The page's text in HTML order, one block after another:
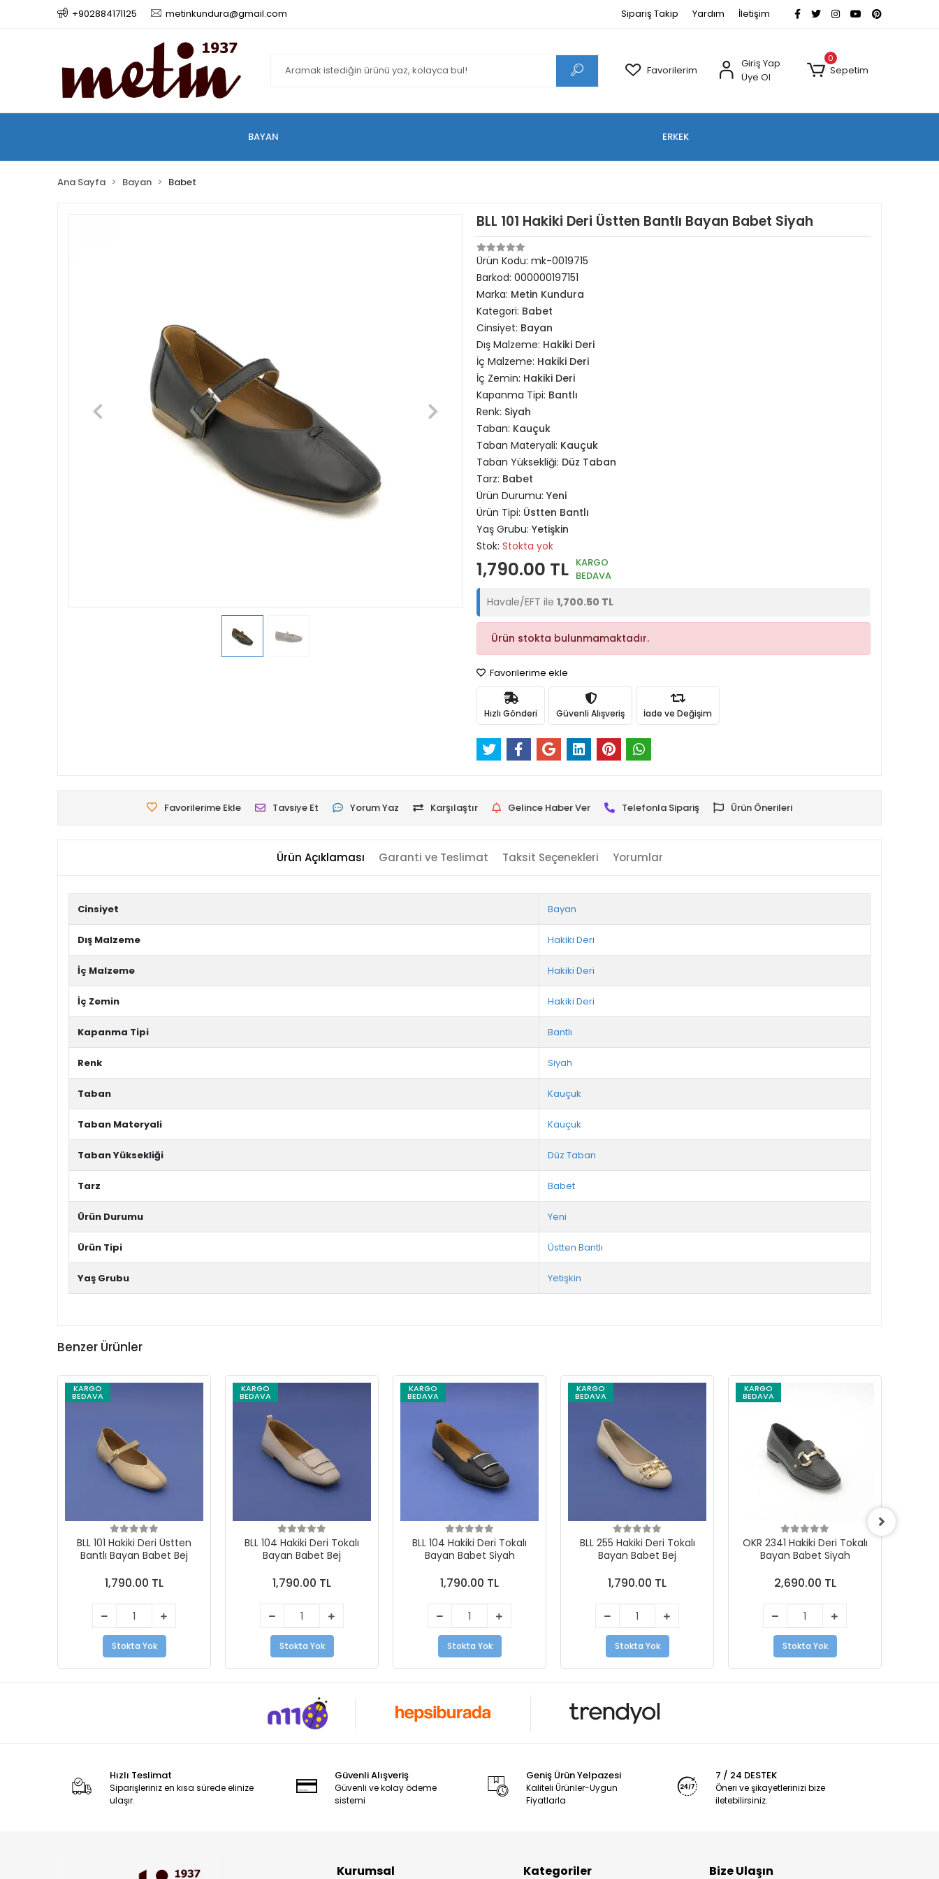
+902884171125 metinkundura@gmail.com Sipariş Takip Yardım İletişim
Favorilerim
Giriş Yap
Üye Ol
0
Sepetim
BAYAN ERKEK
Ana Sayfa Bayan Babet
BLL 101 Hakiki Deri Üstten Bantlı Bayan Babet Siyah
Ürün Kodu: mk-0019715
Barkod: 000000197151
Marka: Metin Kundura
Kategori: Babet
Cinsiyet: Bayan
Dış Malzeme: Hakiki Deri
İç Malzeme: Hakiki Deri
İç Zemin: Hakiki Deri
Kapanma Tipi: Bantlı
Renk: Siyah
Taban: Kauçuk
Taban Materyali: Kauçuk
Taban Yüksekliği: Düz Taban
Tarz: Babet
Ürün Durumu: Yeni
Ürün Tipi: Üstten Bantlı
Yaş Grubu: Yetişkin
Stok: Stokta yok
1,790.00 TL KARGO
BEDAVA
Havale/EFT ile 1,700.50 TL
Ürün stokta bulunmamaktadır.
Favorilerime ekle
Hızlı Gönderi Güvenli Alışveriş İade ve Değişim
Favorilerime Ekle Tavsiye Et Yorum Yaz Karşılaştır Gelince Haber Ver Telefonla Sipariş Ürün Önerileri
Ürün Açıklaması Garanti ve Teslimat Taksit Seçenekleri Yorumlar
Cinsiyet Bayan
Dış Malzeme Hakiki Deri
İç Malzeme Hakiki Deri
İç Zemin Hakiki Deri
Kapanma Tipi Bantlı
Renk Siyah
Taban Kauçuk
Taban Materyali Kauçuk
Taban Yüksekliği Düz Taban
Tarz Babet
Ürün Durumu Yeni
Ürün Tipi Üstten Bantlı
Yaş Grubu Yetişkin
Benzer Ürünler
KARGO
BEDAVA
BLL 101 Hakiki Deri Üstten
Bantlı Bayan Babet Bej
1,790.00 TL
Stokta Yok
KARGO
BEDAVA
BLL 104 Hakiki Deri Tokalı
Bayan Babet Bej
1,790.00 TL
Stokta Yok
KARGO
BEDAVA
BLL 104 Hakiki Deri Tokalı
Bayan Babet Siyah
1,790.00 TL
Stokta Yok
KARGO
BEDAVA
BLL 255 Hakiki Deri Tokalı
Bayan Babet Bej
1,790.00 TL
Stokta Yok
KARGO
BEDAVA
OKR 2341 Hakiki Deri Tokalı
Bayan Babet Siyah
2,690.00 TL
Stokta Yok
Hızlı Teslimat
Siparişleriniz en kısa sürede elinize
ulaşır.
Güvenli Alışveriş
Güvenli ve kolay ödeme
sistemi
Geniş Ürün Yelpazesi
Kaliteli Ürünler-Uygun
Fiyatlarla
7 / 24 DESTEK
Öneri ve şikayetlerinizi bize
iletebilirsiniz.
Kurumsal Kategoriler Bize Ulaşın